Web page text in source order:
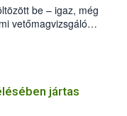
be – igaz, még
vetőmagvizsgáló
Czigler Győző által
jártas